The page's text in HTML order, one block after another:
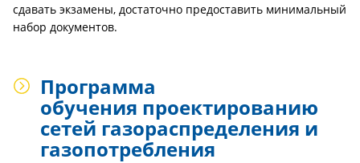
сдавать экзамены, достаточно предоставить минимальный
набор документов.
Программа
обучения проектированию
сетей газораспределения и
газопотребления